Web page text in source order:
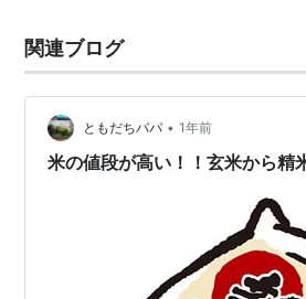
関連ブログ
ともだちパパ • 1年前
米の値段が高い！！玄米から精